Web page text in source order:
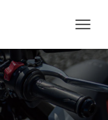
ビ
ー
シ